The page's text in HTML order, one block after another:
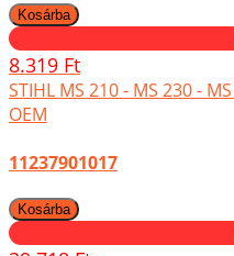
8.319 Ft
STIHL MS 210 - MS 230 -
OEM
11237901017